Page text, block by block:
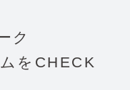
ク
をCHECK